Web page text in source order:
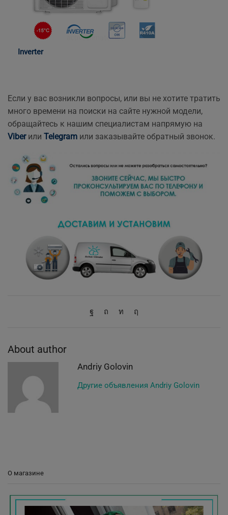
Inverter
Если у вас возникли вопросы, или вы не хотите тратить
много времени на поиски на сайте нужной модели,
обращайтесь к нашим специалистам напрямую на
Viberили Telegram или заказывайте обратный звонок.
About author
Andriy Golovin
Другие объявления Andriy Golovin
О магазине